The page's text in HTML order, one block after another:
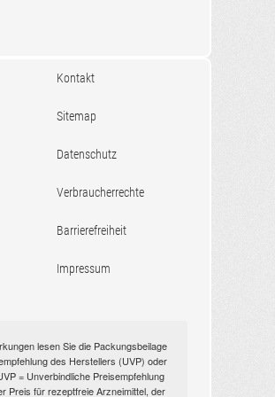
Kontakt
Sitemap
Datenschutz
Verbraucherrechte
Barrierefreiheit
Impressum
lesen Sie die Packungsbeilage
des Herstellers (UVP) oder
= Unverbindliche Preisempfehlung
Preis für rezeptfreie Arzneimittel, der